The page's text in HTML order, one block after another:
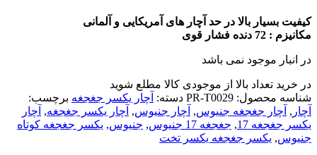
کیفیت بسیار بالا در حد آچار های آمریکایی و آلمانی
مکانیزم : 72 دنده فشار قوی
در انبار موجود نمی باشد
در خرید تعداد بالا از موجودی کالا مطلع شوید
شناسه محصول: PR-T0029 دسته: آچار یکسر جغجغه برچسب:
آچار , آچار جغجغه جنیوس, آچار جنیوس, آچار یکسر جغجغه, آچار
یکسر جغجغه 17
, جغجغه 17 جنیوس , جنیوس, یکسر جغجغه کوتاه
جنیوس, یکسر جغجغه یکسر تخت